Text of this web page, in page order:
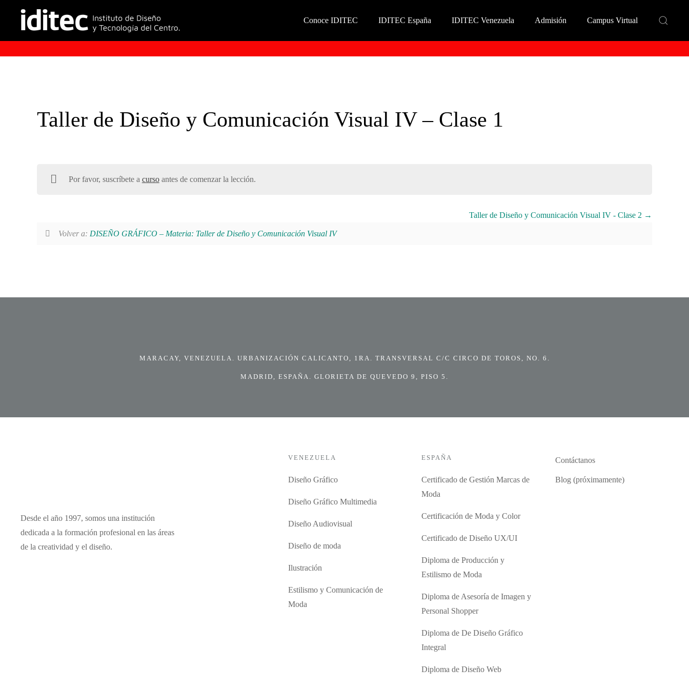
Conoce IDITEC IDITEC España IDITEC Venezuela Admisión Campus Virtual
Taller de Diseño y Comunicación Visual IV – Clase 1
Por favor, suscríbete a cursoantes de comenzar la lección.
Taller de Diseño y Comunicación Visual IV - Clase 2
Volver a: DISEÑO GRÁFICO – Materia: Taller de Diseño y Comunicación Visual IV
MARACAY, VENEZUELA. URBANIZACIÓN CALICANTO, 1RA. TRANSVERSAL C/C CIRCO DE TOROS, NO. 6.
MADRID, ESPAÑA. GLORIETA DE QUEVEDO 9, PISO 5.
Desde el año 1997, somos una institución
dedicada a la formación profesional en las áreas
de la creatividad y el diseño.
VENEZUELA
Diseño Gráfico
Diseño Gráfico Multimedia
Diseño Audiovisual
Diseño de moda
Ilustración
Estilismo y Comunicación de
Moda
ESPAÑA
Certificado de Gestión Marcas de
Moda
Certificación de Moda y Color
Certificado de Diseño UX/UI
Diploma de Producción y
Estilismo de Moda
Diploma de Asesoría de Imagen y
Personal Shopper
Diploma de De Diseño Gráfico
Integral
Diploma de Diseño Web
Contáctanos
Blog (próximamente)